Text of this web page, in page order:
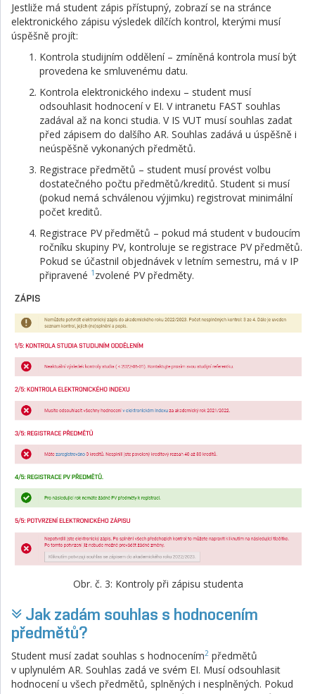
Jestliže má student zápis přístupný, zobrazí se na stránce
elektronického zápisu výsledek dílčích kontrol, kterými musí
úspěšně projít:
Kontrola studijním oddělení – zmíněná kontrola musí být
provedena ke smluvenému datu.
Kontrola elektronického indexu – student musí
odsouhlasit hodnocení v EI. V intranetu FAST souhlas
zadával až na konci studia. V IS VUT musí souhlas zadat
před zápisem do dalšího AR. Souhlas zadává u úspěšně i
neúspěšně vykonaných předmětů.
Registrace předmětů – student musí provést volbu
dostatečného počtu předmětů/kreditů. Student si musí
(pokud nemá schválenou výjimku) registrovat minimální
počet kreditů.
Registrace PV předmětů – pokud má student v budoucím
ročníku skupiny PV, kontroluje se registrace PV předmětů.
Pokud se účastnil objednávek v letním semestru, má v IP
připravené 1 zvolené PV předměty.
Obr. č. 3: Kontroly při zápisu studenta
Jak zadám souhlas s hodnocením
předmětů?
Student musí zadat souhlas s hodnocením2 předmětů
v uplynulém AR. Souhlas zadá ve svém EI. Musí odsouhlasit
hodnocení u všech předmětů, splněných i nesplněných. Pokud